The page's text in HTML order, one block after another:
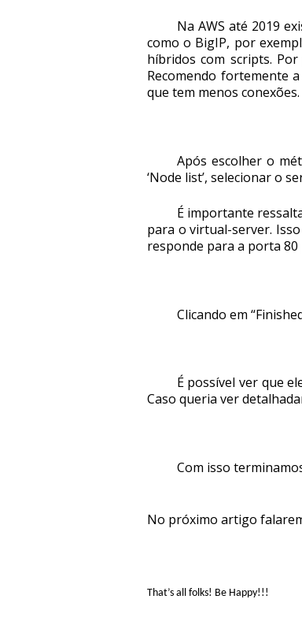
Na AWS até 2019
como o BigIP, por
híbridos com scripts.
Recomendo fortemente
que tem menos conexões.
Após escolher o
‘Node list’, selecionar o
É importante
para o virtual-server.
responde para a porta
Clicando em
É possível ver que
Caso queria ver
Com isso
No próximo artigo
That’s all folks! Be Happy!!!